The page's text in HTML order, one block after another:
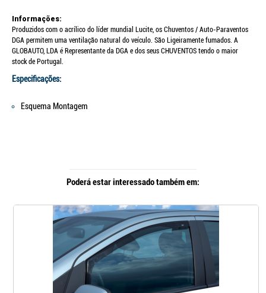
Informações:
Produzidos com o acrílico do líder mundial Lucite, os Chuventos / Auto-Paraventos
DGA permitem uma ventilação natural do veículo. São Ligeiramente fumados. A
GLOBAUTO, LDA é Representante da DGA e dos seus CHUVENTOS tendo o maior
stock de Portugal.
Especificações:
Esquema Montagem
Poderá estar interessado também em: